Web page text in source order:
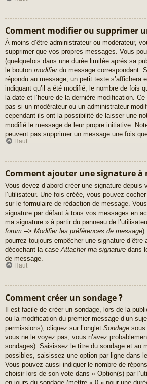
Comment modifier ou supprimer
À moins d’être administrateur ou modérateur,
supprimer que vos propres messages. Vous
(quelquefois dans une durée limitée après sa
le bouton modifierdu message correspondant.
répondu au message, un petit texte s’affichera
indiquant qu’il a été modifié, le nombre de fois
la date et l’heure de la dernière modification.
pas si un modérateur ou un administrateur
cependant ils ont la possibilité de laisser une
modifié le message de leur propre initiative.
peuvent pas supprimer un message une fois
Haut
Comment ajouter une signature à
Vous devez d’abord créer une signature depuis
l’utilisateur. Une fois créée, vous pouvez cocher
sur le formulaire de rédaction de message.
signature par défaut à tous vos messages en
ma signature » à partir du panneau de
forum --> Modifier les préférences de message
pourrez toujours empêcher une signature
décochant la case Attacher ma signature dans
de message.
Haut
Comment créer un sondage ?
Il est facile de créer un sondage, lors de la
ou la modification du premier message d’un
permissions), cliquez sur l’onglet Sondage sous
vous ne le voyez pas, vous n’avez
sondages). Saisissez le titre du sondage et au
possibles, saisissez une option par ligne dans
Vous pouvez aussi indiquer le nombre de
choisir lors de son vote dans « Option(s) par